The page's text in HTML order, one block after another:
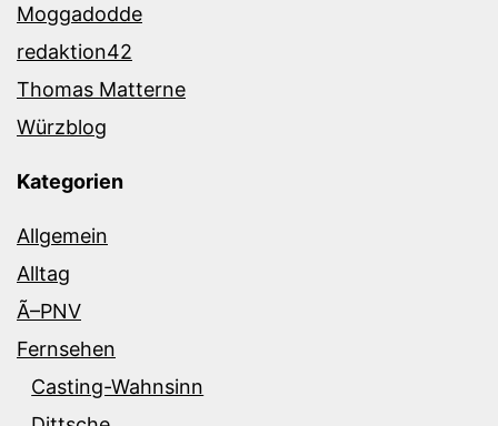
Moggadodde
redaktion42
Thomas Matterne
Würzblog
Kategorien
Allgemein
Alltag
Ã–PNV
Fernsehen
Casting-Wahnsinn